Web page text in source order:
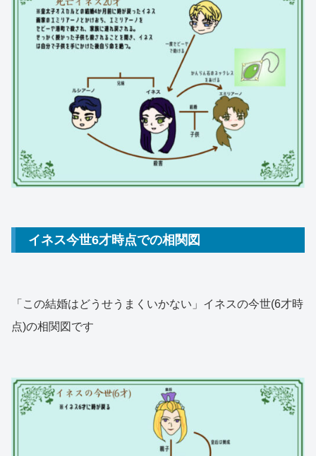
イネス今世6才時点での相関図
「この結婚はどうせうまくいかない」イネスの今世(6才時
点)の相関図です